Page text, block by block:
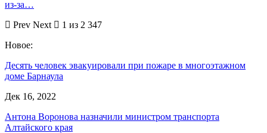
из-за…
Prev Next
1 из 2 347
Новое:
Десять человек эвакуировали при пожаре в многоэтажном
доме Барнаула
Дек 16, 2022
Антона Воронова назначили министром транспорта
Алтайского края